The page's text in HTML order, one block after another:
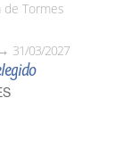
de Tormes
31/03/2027